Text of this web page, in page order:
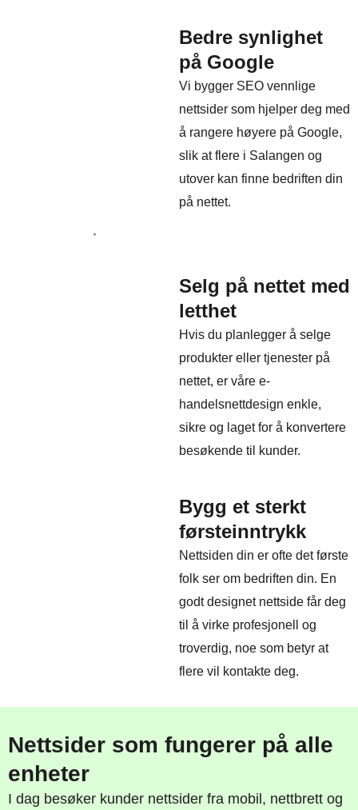
Bedre synlighet
på Google
Vi bygger SEO vennlige
nettsider som hjelper deg med
å rangere høyere på Google,
slik at flere i Salangen og
utover kan finne bedriften din
på nettet.
Selg på nettet med
letthet
Hvis du planlegger å selge
produkter eller tjenester på
nettet, er våre e-
handelsnettdesign enkle,
sikre og laget for å konvertere
besøkende til kunder.
Bygg et sterkt
førsteinntrykk
Nettsiden din er ofte det første
folk ser om bedriften din. En
godt designet nettside får deg
til å virke profesjonell og
troverdig, noe som betyr at
flere vil kontakte deg.
Nettsider som fungerer på alle
enheter
I dag besøker kunder nettsider fra mobil, nettbrett og